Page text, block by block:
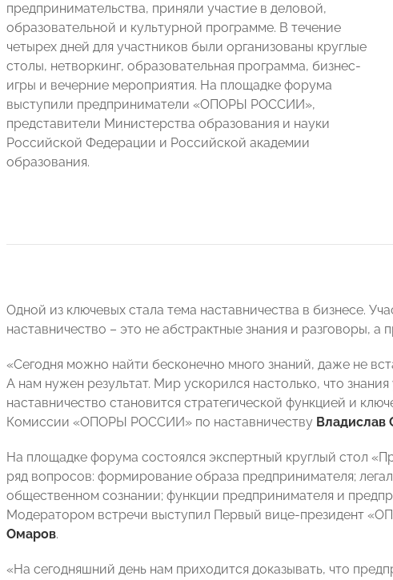
предпринимательства, приняли участие в деловой,
образовательной и культурной программе. В течение
четырех дней для участников были организованы круглые
столы, нетворкинг, образовательная программа, бизнес-
игры и вечерние мероприятия. На площадке форума
выступили предприниматели «ОПОРЫ РОССИИ»,
представители Министерства образования и науки
Российской Федерации и Российской академии
образования.
Одной из ключевых стала тема наставничества в бизнесе.
наставничество – это не абстрактные знания и разговоры,
«Сегодня можно найти бесконечно много знаний, даже не
А нам нужен результат. Мир ускорился настолько, что
наставничество становится стратегической функцией и
Комиссии «ОПОРЫ РОССИИ» по наставничеству Владислав
На площадке форума состоялся экспертный круглый стол
ряд вопросов: формирование образа предпринимателя;
общественном сознании; функции предпринимателя и
Модератором встречи выступил Первый вице-президент
Омаров.
«На сегодняшний день нам приходится доказывать, что